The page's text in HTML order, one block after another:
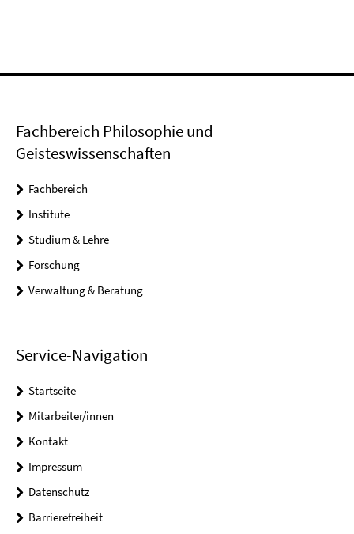
Fachbereich Philosophie und
Geisteswissenschaften
Fachbereich
Institute
Studium & Lehre
Forschung
Verwaltung & Beratung
Service-Navigation
Startseite
Mitarbeiter/innen
Kontakt
Impressum
Datenschutz
Barrierefreiheit